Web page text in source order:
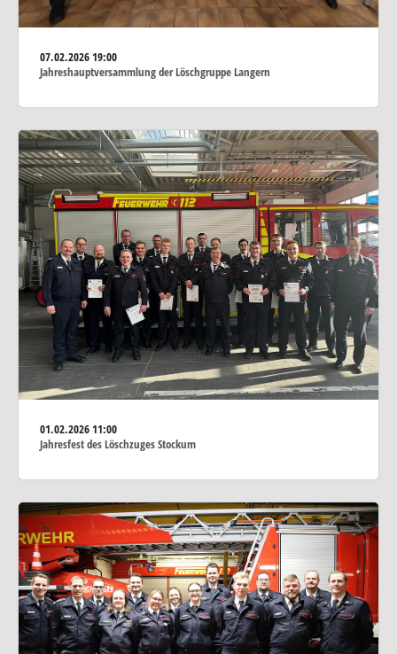
07.02.202619:00
Jahreshauptversammlung der Löschgruppe Langern
01.02.202611:00
Jahresfest des Löschzuges Stockum